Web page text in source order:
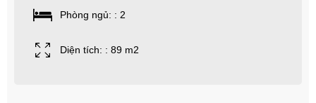
Phòng ngủ: : 2
Diện tích: : 89 m2